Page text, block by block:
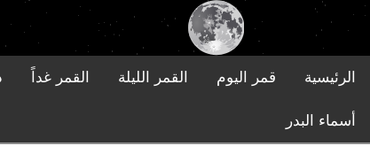
الرئيسية قمر اليوم القمر الليلة القمر غداً
أسماء البدر